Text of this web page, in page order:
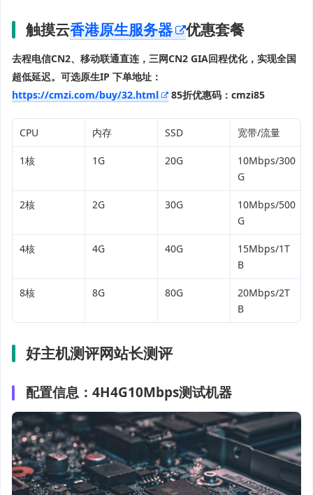
触摸云香港原生服务器 优惠套餐
去程电信CN2、移动联通直连，三网CN2 GIA回程优化，实现全国
超低延迟。可选原生IP 下单地址：
https://cmzi.com/buy/32.html
85折优惠码：cmzi85
CPU 内存 SSD 宽带/流量
1核 1G 20G
10Mbps/300
G
2核 2G 30G
10Mbps/500
G
4核 4G 40G
15Mbps/1T
B
8核 8G 80G
20Mbps/2T
B
好主机测评网站长测评
配置信息： 4H4G10Mbps测试机器